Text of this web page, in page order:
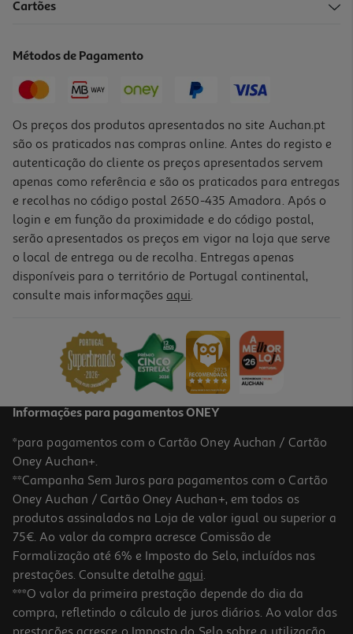
Cartões
Métodos de Pagamento
Os preços dos produtos apresentados no site Auchan.pt
são os praticados nas compras online. Antes do registo e
autenticação do cliente os preços apresentados servem
apenas como referência e são os praticados para entregas
e recolhas no código postal 2650-435 Amadora. Após o
login e em função da proximidade e do código postal,
serão apresentados os preços em vigor na loja que serve
o local de entrega ou de recolha. Entregas apenas
disponíveis para o território de Portugal continental,
consulte mais informações aqui.
Informações para pagamentos ONEY
*para pagamentos com o Cartão Oney Auchan / Cartão
Oney Auchan+.
**Campanha Sem Juros para pagamentos com o Cartão
Oney Auchan / Cartão Oney Auchan+, em todos os
produtos assinalados na Loja de valor igual ou superior a
75€. Ao valor da compra acresce Comissão de
Formalização até 6% e Imposto do Selo, incluídos nas
prestações. Consulte detalhe aqui.
***O valor da primeira prestação depende do dia da
compra, refletindo o cálculo de juros diários. Ao valor das